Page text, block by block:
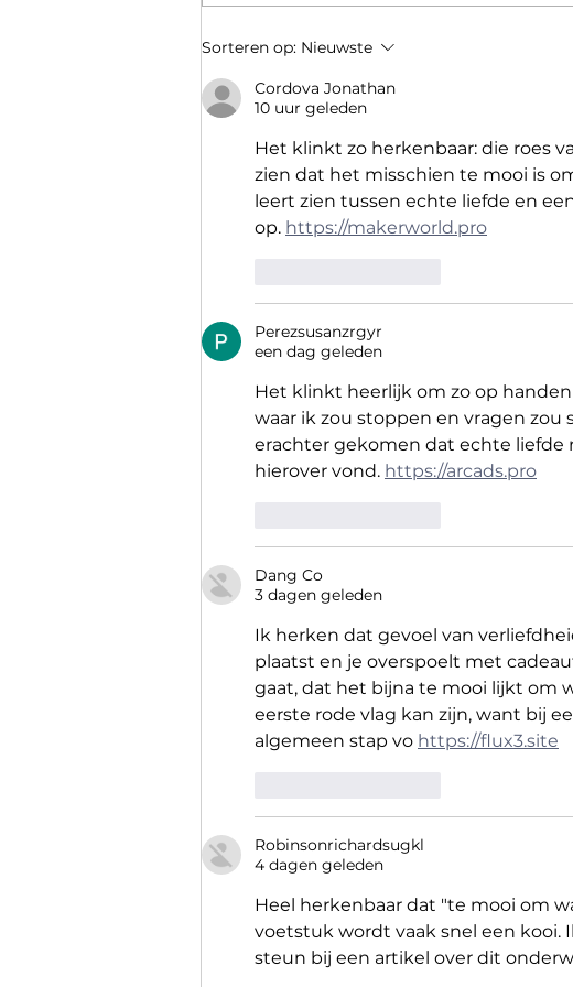
"Red flags" bij een beginnende
Sorteren op: Nieuwste
Cordova Jonathan
10 uur geleden
Het klinkt zo herkenbaar: die roes
zien dat het misschien te mooi is
leert zien tussen echte liefde en
op. https://makerworld.pro
Perezsusanzrgyr
een dag geleden
Het klinkt heerlijk om zo op
waar ik zou stoppen en vragen
erachter gekomen dat echte liefde
hierover vond. https://arcads.pro
Dang Co
3 dagen geleden
Ik herken dat gevoel van
plaatst en je overspoelt met
gaat, dat het bijna te mooi lijkt om
eerste rode vlag kan zijn, want bij
algemeen stap vo https://flux3.site
Robinsonrichardsugkl
4 dagen geleden
Heel herkenbaar dat "te mooi om
voetstuk wordt vaak snel een kooi.
steun bij een artikel over dit